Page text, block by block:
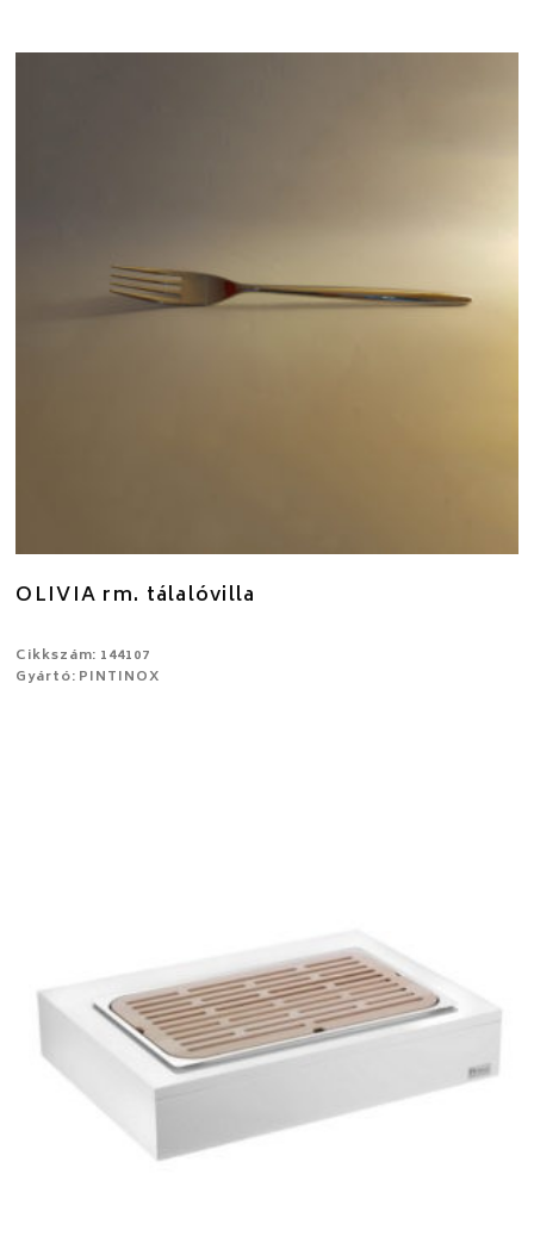
OLIVIA rm. tálalóvilla
Cikkszám: 144107
Gyártó: PINTINOX